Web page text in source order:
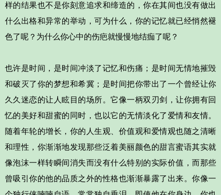
样的结果也不是你刻意追求和缔造的，你在其间也没有做出
什么出格和异常的举动，可为什么，你的记忆就已经悄然褪
色了呢？为什么你心中的伤疤就慢慢地结痂了呢？
也许是时间，是时间冲淡了记忆和伤痛；是时间无情地摧毁
和破灭了你的梦想和希冀；是时间把你带出了一个曾经让你
久久迷恋的让人眩目的场所。它像一柄双刃剑，让你拥有回
忆的美好和甜蜜的同时，也以它的无情淡化了爱情和友情。
随着年轮的增长，你的人生观、价值观和爱情观也随之清晰
和理性，你渐渐地发现那些泛着美丽颜色的甜言蜜语其实就
像泡沫一样转瞬间消失而没有什么特别的实际价值，而那些
曾吸引你的他的品质之外的性格也渐渐暴露了出来。你像一